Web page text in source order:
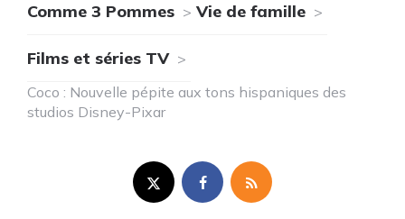
Comme 3 Pommes Vie de famille
Films et séries TV
Coco : Nouvelle pépite aux tons hispaniques des
studios Disney-Pixar